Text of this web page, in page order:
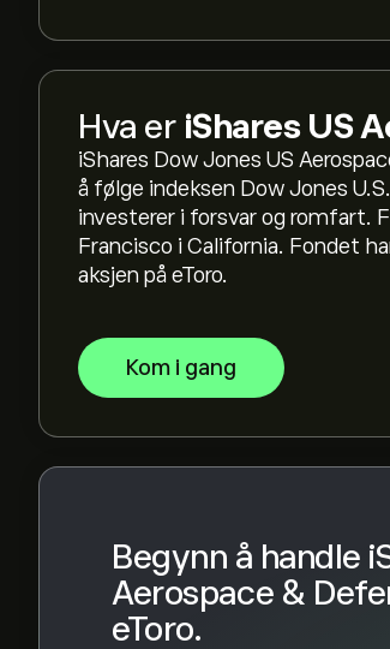
Hva er iShares US
iShares Dow Jones US
å følge indeksen Dow Jones
investerer i forsvar og romfart.
Francisco i California. Fondet
aksjen på eToro.
Kom i gang
Begynn å handle
Aerospace &
eToro.
Den høyeste prisen iShares
Velg tidsrammen "1D" eller
prisbevegelsene til iShares US
For å kjøpe ITA, gå til "iShares
nettsiden. Når du har opprettet
og bestemmer hvor mye
også legge inn en ordre som